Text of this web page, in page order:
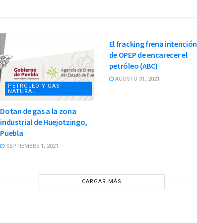
PETROLEO-Y-GAS-
NATURAL
Dotan de gas a la zona
industrial de Huejotzingo,
Puebla
SEPTIEMBRE 1, 2021
El fracking frena intención
de OPEP de encarecer el
petróleo (ABC)
AGOSTO 31, 2021
CARGAR MÁS